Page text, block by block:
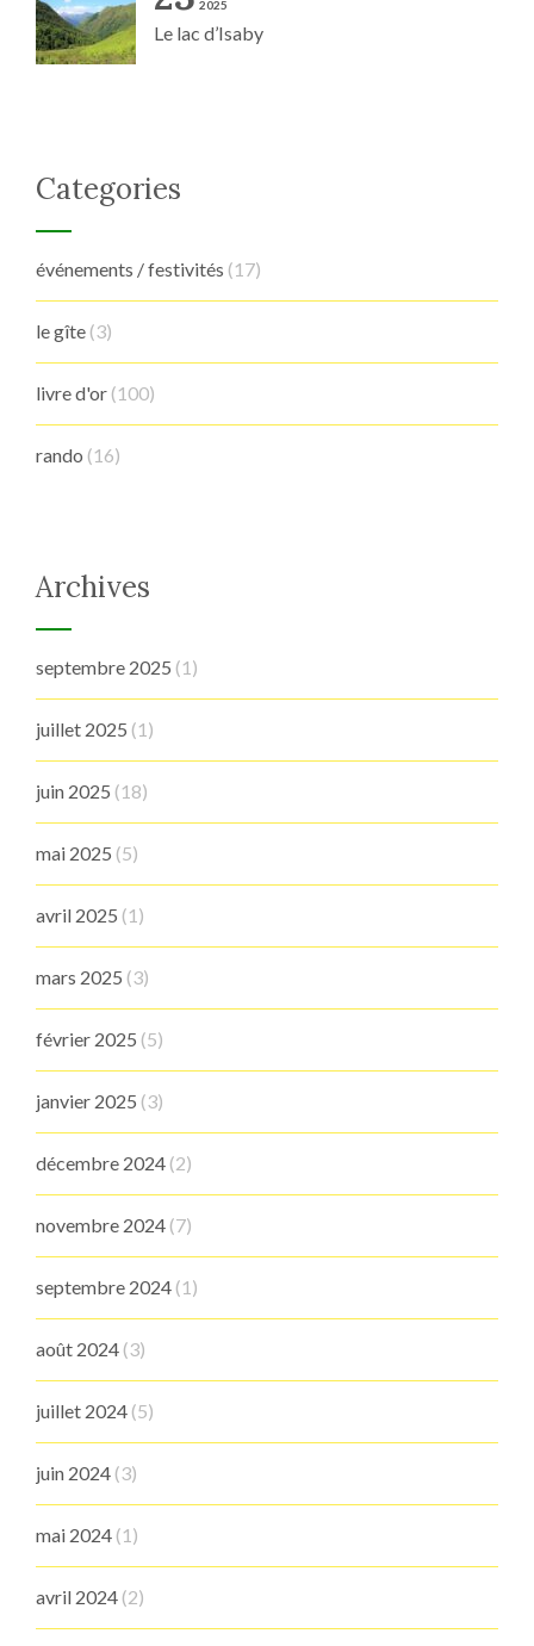
2025
Le lac d’Isaby
Categories
événements / festivités (17)
le gîte (3)
livre d'or (100)
rando (16)
Archives
septembre 2025 (1)
juillet 2025 (1)
juin 2025 (18)
mai 2025 (5)
avril 2025 (1)
mars 2025 (3)
février 2025 (5)
janvier 2025 (3)
décembre 2024 (2)
novembre 2024 (7)
septembre 2024 (1)
août 2024 (3)
juillet 2024 (5)
juin 2024 (3)
mai 2024 (1)
avril 2024 (2)